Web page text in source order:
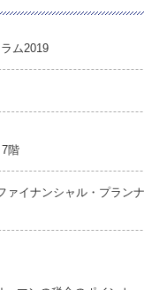
ム2019
階
ァイナンシャル・プラン